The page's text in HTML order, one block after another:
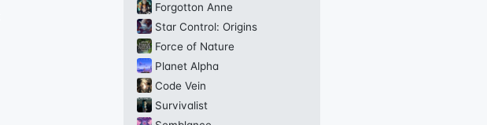
Forgotton Anne
Star Control: Origins
Force of Nature
Planet Alpha
Code Vein
Survivalist